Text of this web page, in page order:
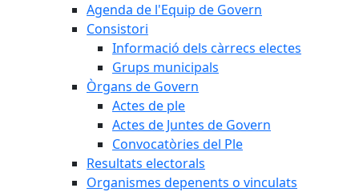
Agenda de l'Equip de Govern
Consistori
Informació dels càrrecs electes
Grups municipals
Òrgans de Govern
Actes de ple
Actes de Juntes de Govern
Convocatòries del Ple
Resultats electorals
Organismes depenents o vinculats